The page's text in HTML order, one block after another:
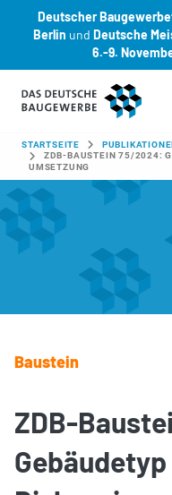
Deutscher
Berlin und Deutsche
6.-9.
Zum Hauptinhalt springen
SIE SIND HIER:
STARTSEITE
ZDB-BAUSTEIN 75/2024:
UMSETZUNG
Baustein
ZDB-
Gebäudetyp